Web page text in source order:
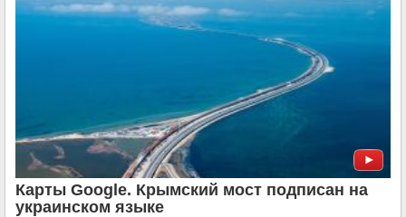
Карты Google. Крымский мост подписан на
украинском языке